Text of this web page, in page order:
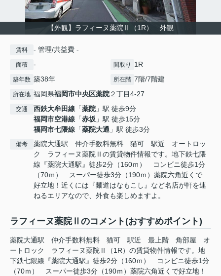
【外観】ラフィーヌ薬院Ⅱ（1R） 外観
賃料 - 管理/共益費 -
面積 - 間取り 1R
築年数 築38年 所在階 7階/7階建
所在地 福岡県福岡市中央区薬院２丁目4-27
交通 西鉄大牟田線 「薬院 」駅 徒歩9分
福岡市空港線 「赤坂 」駅 徒歩15分
福岡市七隈線 「薬院大通 」駅 徒歩3分
備考
薬院大通駅 仲介手数料無料 猫可 駅近 オートロッ
ク ラフィーヌ薬院Ⅱの賃貸物件情報です。地下鉄七隈
線『薬院大通駅』徒歩2分（160ｍ） コンビニ徒歩1分
（70ｍ） スーパー徒歩3分（190ｍ）薬院六角近くで
好立地！近くには『麺道はなもこし』など名店が軒を連
ねるエリアなので、外食も楽しめますよ。
ラフィーヌ薬院Ⅱのコメント(おすすめポイント)
薬院大通駅 仲介手数料無料 猫可 駅近 最上階 角部屋 オ
ートロック ラフィーヌ薬院Ⅱ（1R）の賃貸物件情報です。地
下鉄七隈線『薬院大通駅』徒歩2分（160ｍ） コンビニ徒歩1分
（70ｍ） スーパー徒歩3分（190ｍ）薬院六角近くで好立地！